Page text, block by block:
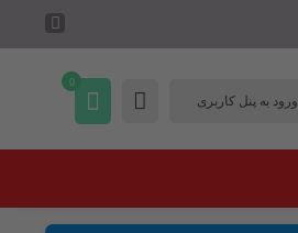
ورود به پنل کاربری
0